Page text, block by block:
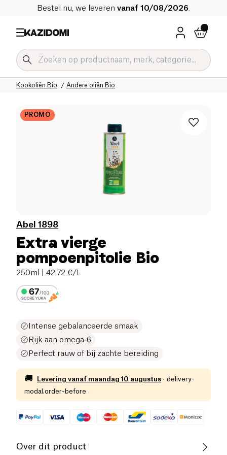
Bestel nu, we leveren vanaf 10/08/2026
Andere oliën Bio
Kookoliën Bio
Zoute Kruidenierswaren Bio
Home
PROMO
Abel 1898
Extra vierge
pompoenpitolie Bio
250ml | 42.72 €/L
Intense gebalanceerde smaak
Rijk aan omega‑6
Perfect rauw of bij zachte bereiding
🚚 Levering vanaf maandag 10 augustus · delivery-
modal.order-before
Over dit product